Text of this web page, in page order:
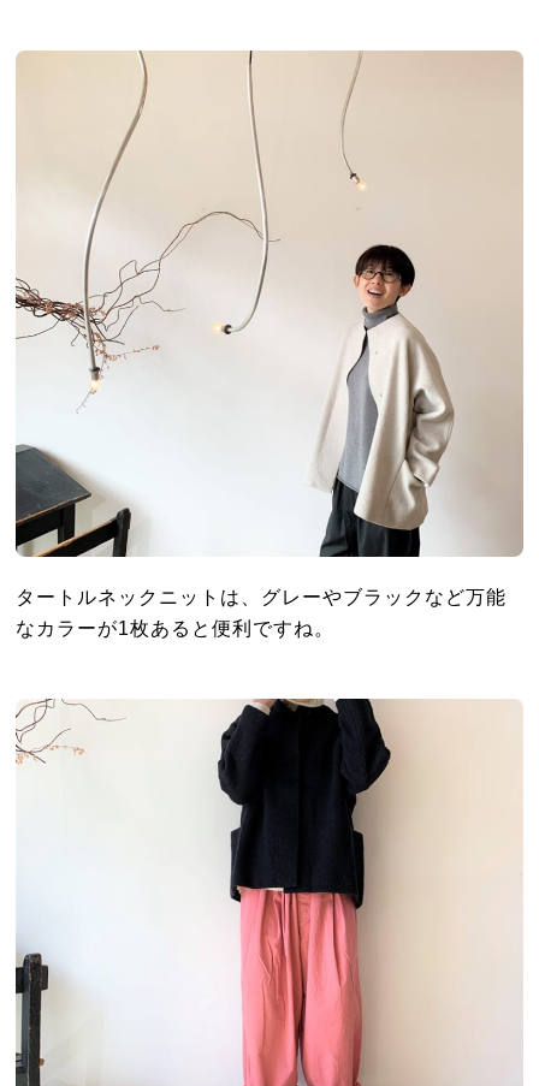
タートルネックニットは、グレーやブラックなど万能
なカラーが1枚あると便利ですね。